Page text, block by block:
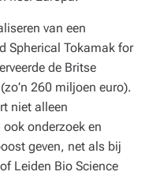
van een
Spherical Tokamak for
de Britse
(zo’n 260 miljoen euro).
niet alleen
onderzoek en
geven, net als bij
Leiden Bio Science